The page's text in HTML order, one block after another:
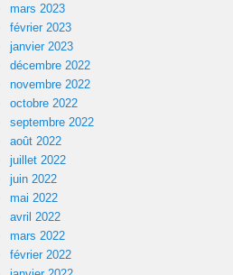
mars 2023
février 2023
janvier 2023
décembre 2022
novembre 2022
octobre 2022
septembre 2022
août 2022
juillet 2022
juin 2022
mai 2022
avril 2022
mars 2022
février 2022